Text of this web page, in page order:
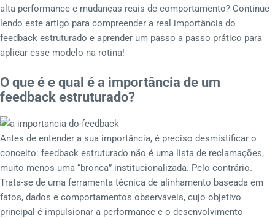
alta performance e mudanças reais de comportamento? Continue
lendo este artigo para compreender a real importância do
feedback estruturado e aprender um passo a passo prático para
aplicar esse modelo na rotina!
O que é e qual é a importância de um
feedback estruturado?
Antes de entender a sua importância, é preciso desmistificar o
conceito: feedback estruturado não é uma lista de reclamações,
muito menos uma “bronca” institucionalizada. Pelo contrário.
Trata-se de uma ferramenta técnica de alinhamento baseada em
fatos, dados e comportamentos observáveis, cujo objetivo
principal é impulsionar a performance e o desenvolvimento